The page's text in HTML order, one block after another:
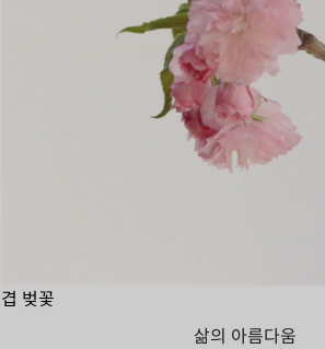
겹 벚꽃
삶의 아름다움